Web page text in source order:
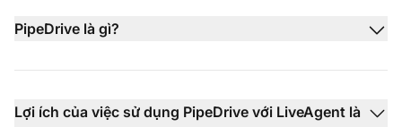
PipeDrive là gì?
Lợi ích của việc sử dụng PipeDrive với LiveAgent là